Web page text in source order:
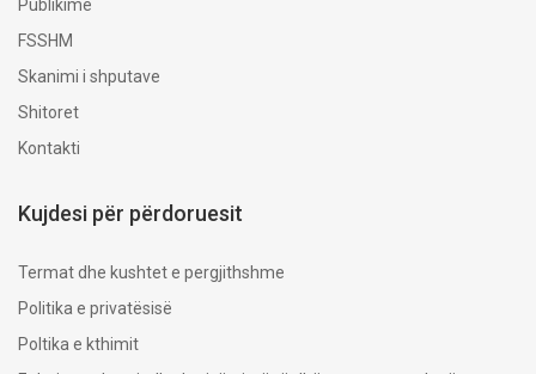
Publikime
FSSHM
Skanimi i shputave
Shitoret
Kontakti
Kujdesi për përdoruesit
​Termat dhe kushtet e pergjithshme
Politika e privatësisë
Poltika e kthimit